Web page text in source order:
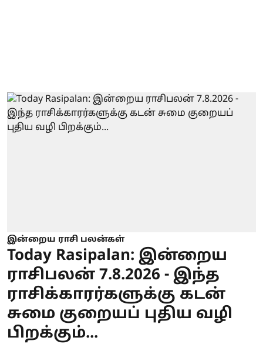
இன்றைய ராசி பலன்கள்
Today Rasipalan: இன்றைய
ராசிபலன் 7.8.2026 - இந்த
ராசிக்காரர்களுக்கு கடன்
சுமை குறையப் புதிய வழி
பிறக்கும்...